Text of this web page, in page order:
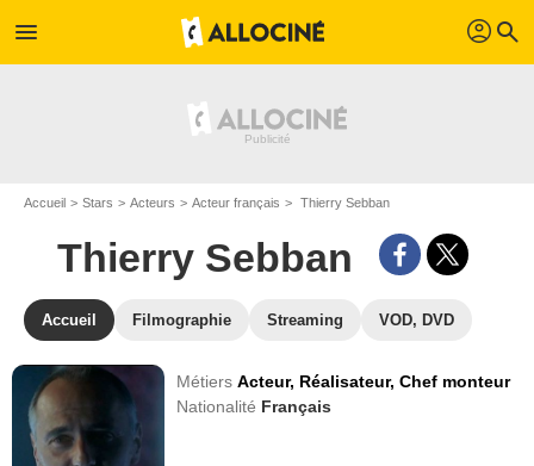
menu profil search
Accueil Stars Acteurs Acteur français Thierry Sebban
Thierry Sebban
Accueil Filmographie Streaming VOD, DVD
MétiersActeur, Réalisateur,Chef monteur
Nationalité Français